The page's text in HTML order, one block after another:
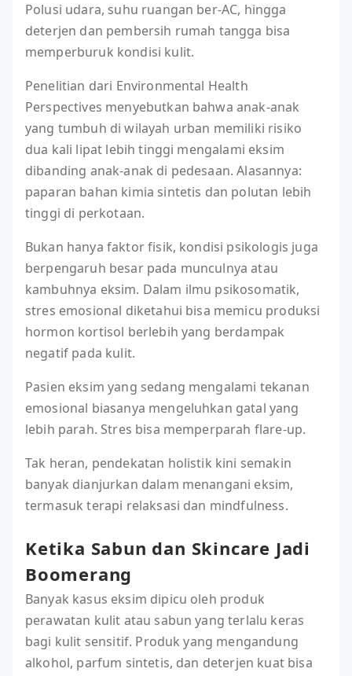
Polusi udara, suhu ruangan ber-AC, hingga
deterjen dan pembersih rumah tangga bisa
memperburuk kondisi kulit.
Penelitian dari Environmental Health
Perspectives menyebutkan bahwa anak-anak
yang tumbuh di wilayah urban memiliki risiko
dua kali lipat lebih tinggi mengalami eksim
dibanding anak-anak di pedesaan. Alasannya:
paparan bahan kimia sintetis dan polutan lebih
tinggi di perkotaan.
Bukan hanya faktor fisik, kondisi psikologis juga
berpengaruh besar pada munculnya atau
kambuhnya eksim. Dalam ilmu psikosomatik,
stres emosional diketahui bisa memicu produksi
hormon kortisol berlebih yang berdampak
negatif pada kulit.
Pasien eksim yang sedang mengalami tekanan
emosional biasanya mengeluhkan gatal yang
lebih parah. Stres bisa memperparah flare-up.
Tak heran, pendekatan holistik kini semakin
banyak dianjurkan dalam menangani eksim,
termasuk terapi relaksasi dan mindfulness.
Ketika Sabun dan Skincare Jadi
Boomerang
Banyak kasus eksim dipicu oleh produk
perawatan kulit atau sabun yang terlalu keras
bagi kulit sensitif. Produk yang mengandung
alkohol, parfum sintetis, dan deterjen kuat bisa